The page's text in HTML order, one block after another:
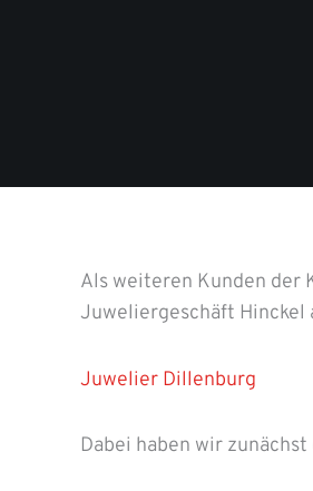
Als weiteren Kunden der
Juweliergeschäft Hinckel
Juwelier Dillenburg
Dabei haben wir